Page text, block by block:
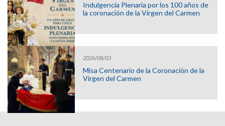
Indulgencia Plenaria por los 100 años de
la coronación de la Virgen del Carmen
2026/08/03
Misa Centenario de la Coronación de la
Virgen del Carmen